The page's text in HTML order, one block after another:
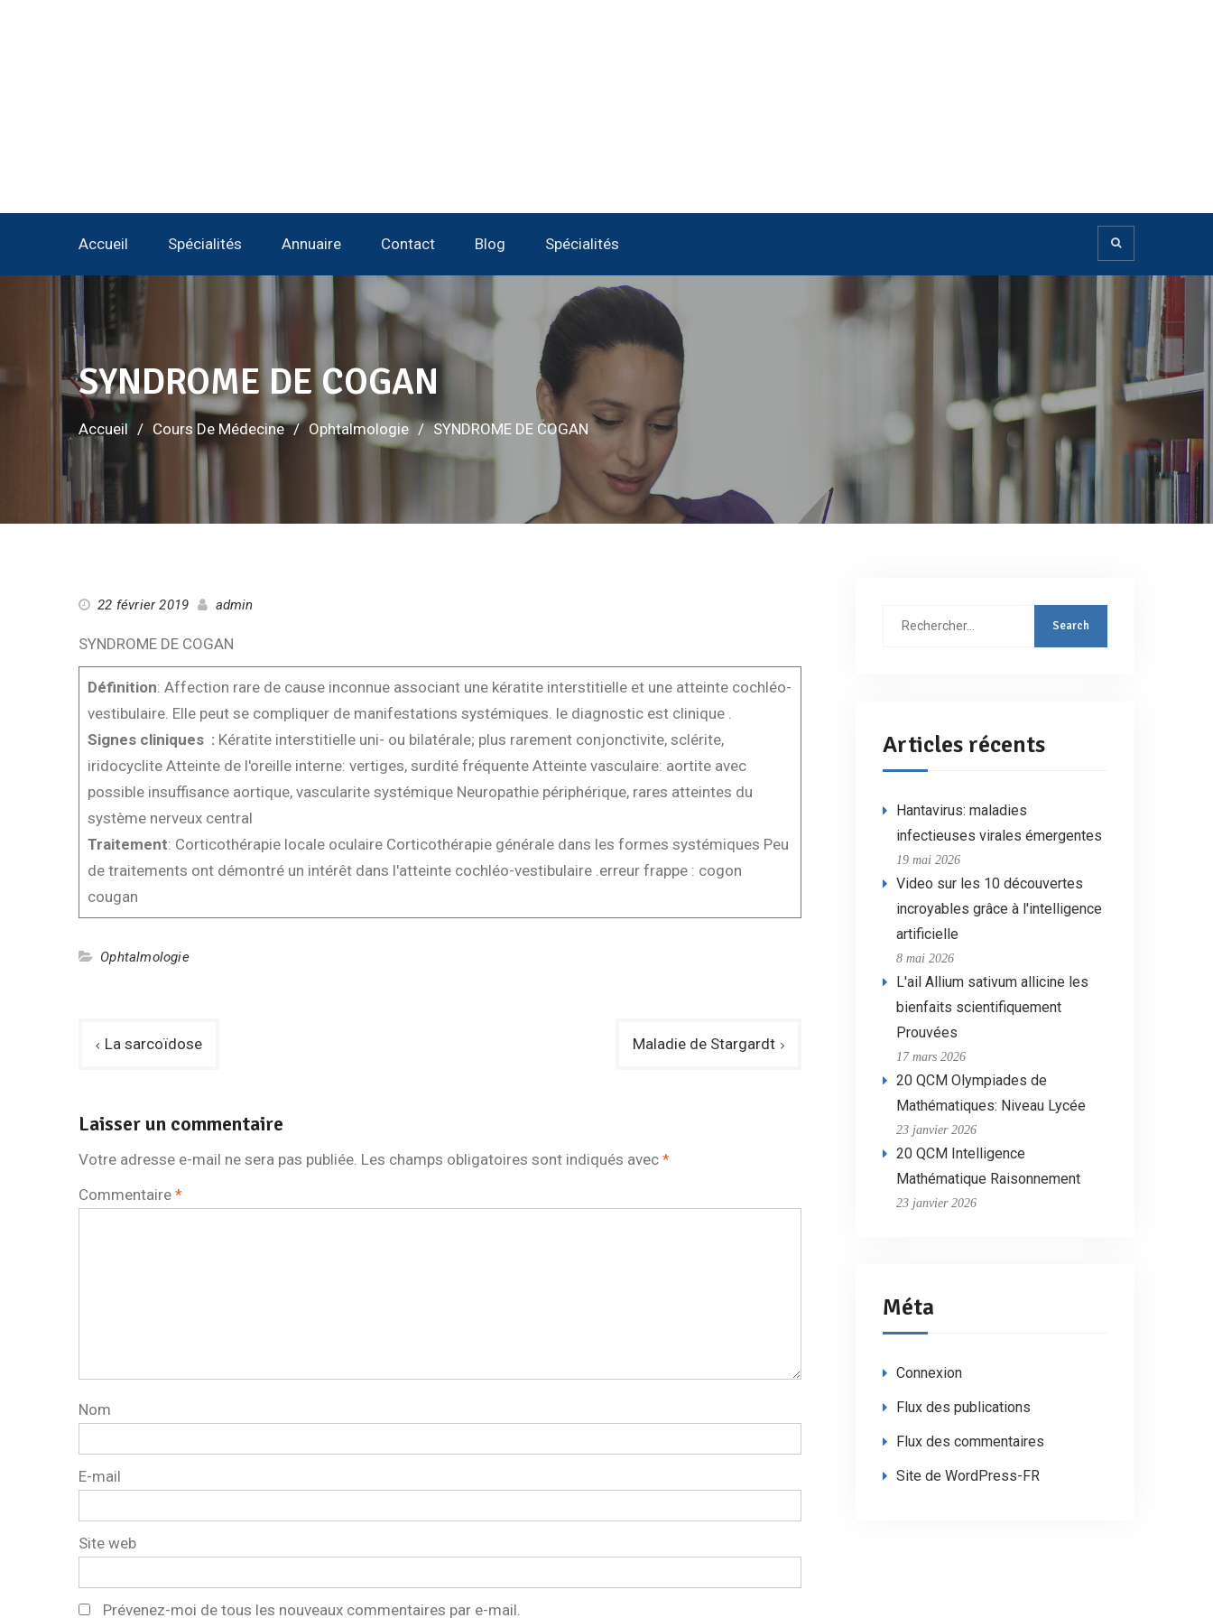
Accueil Spécialités Annuaire Contact Blog Spécialités
SYNDROME DE COGAN
Accueil Cours De Médecine Ophtalmologie SYNDROME DE COGAN
22 février 2019 admin
SYNDROME DE COGAN
Définition: Affection rare de cause inconnue associant une kératite interstitielle et une atteinte cochléo-
vestibulaire. Elle peut se compliquer de manifestations systémiques. le diagnostic est clinique .
Signes cliniques : Kératite interstitielle uni- ou bilatérale; plus rarement conjonctivite, sclérite,
iridocyclite Atteinte de l'oreille interne: vertiges, surdité fréquente Atteinte vasculaire: aortite avec
possible insuffisance aortique, vascularite systémique Neuropathie périphérique, rares atteintes du
système nerveux central
Traitement: Corticothérapie locale oculaire Corticothérapie générale dans les formes systémiques Peu
de traitements ont démontré un intérêt dans l'atteinte cochléo-vestibulaire .erreur frappe : cogon
cougan
Ophtalmologie
Navigation
La sarcoïdose Maladie de Stargardt
Laisser un commentaire
Votre adresse e-mail ne sera pas publiée. Les champs obligatoires sont indiqués avec *
Commentaire *
Nom
E-mail
Site web
Prévenez-moi de tous les nouveaux commentaires par e-mail.
Rechercher
Articles récents
Hantavirus: maladies
infectieuses virales émergentes
19 mai 2026
Video sur les 10 découvertes
incroyables grâce à l'intelligence
artificielle
8 mai 2026
L'ail Allium sativum allicine les
bienfaits scientifiquement
Prouvées
17 mars 2026
20 QCM Olympiades de
Mathématiques: Niveau Lycée
23 janvier 2026
20 QCM Intelligence
Mathématique Raisonnement
23 janvier 2026
Méta
Connexion
Flux des publications
Flux des commentaires
Site de WordPress-FR